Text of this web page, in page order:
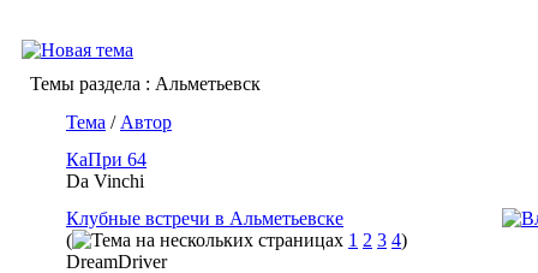
Темы раздела : Альметьевск
Тема / Автор
КаПри 64
Da Vinchi
Клубные встречи в Альметьевске
(
1 2 3 4)
DreamDriver